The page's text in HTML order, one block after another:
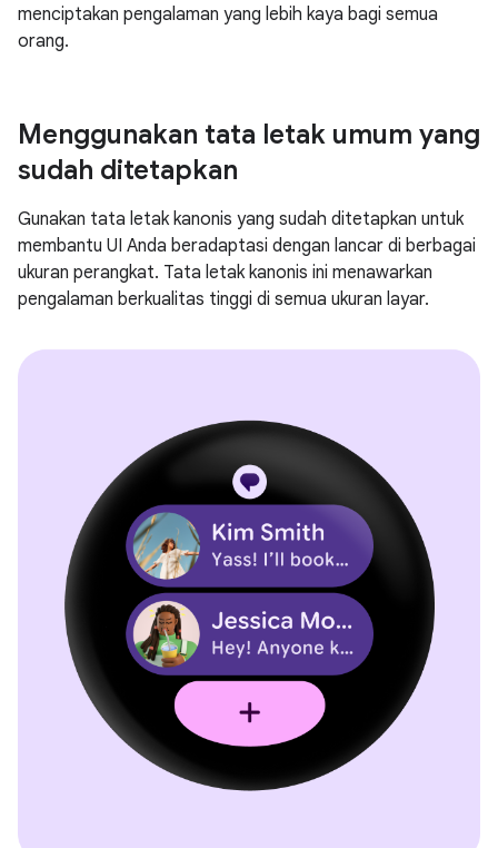
menciptakan pengalaman yang lebih kaya bagi semua
orang.
Menggunakan tata letak umum yang
sudah ditetapkan
Gunakan tata letak kanonis yang sudah ditetapkan untuk
membantu UI Anda beradaptasi dengan lancar di berbagai
ukuran perangkat. Tata letak kanonis ini menawarkan
pengalaman berkualitas tinggi di semua ukuran layar.